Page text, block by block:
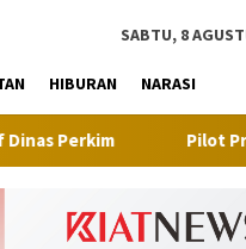
SABTU, 8
HIBURAN NARASI
Pilot Project, Kementerian